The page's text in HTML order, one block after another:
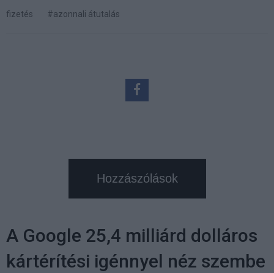
fizetés
#azonnali átutalás
Hozzászólások
A Google 25,4 milliárd dolláros
kártérítési igénnyel néz szembe